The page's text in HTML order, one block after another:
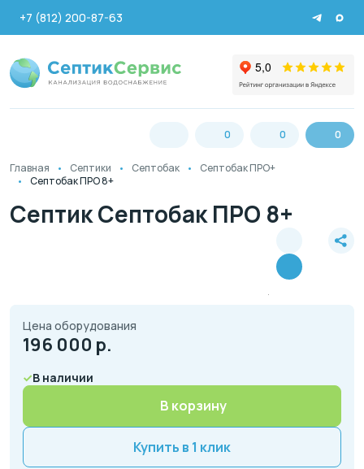
+7 (812) 200-87-63
0 0 0
Главная Септики Септобак
Септобак ПРО+
Септобак ПРО 8+
Септик Септобак ПРО 8+
Цена оборудования
196 000 р.
В наличии
В корзину
Купить в 1 клик